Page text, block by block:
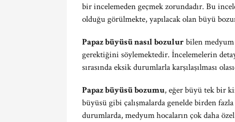
bir incelemeden geçmek zorundadır. Bu
olduğu görülmekte, yapılacak olan büyü
Papaz büyüsü nasıl bozulurbilen medyum
gerektiğini söylemektedir. İncelemelerin
sırasında eksik durumlarla karşılaşılması
Papaz büyüsü bozumu, eğer büyü tek bir
büyüsü gibi çalışmalarda genelde birden
durumlarda, medyum hocaların çok daha